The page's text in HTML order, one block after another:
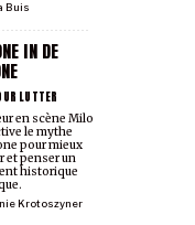
Buis
IN DE
LUTTER
Krotoszyner
en scène Milo
le mythe
pour mieux
et penser un
historique